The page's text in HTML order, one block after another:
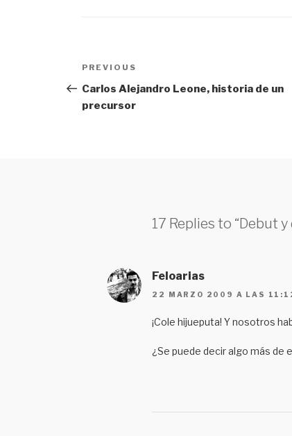
Navegación
de
entradas
Previous
Post
PREVIOUS
Carlos Alejandro Leone, historia de un
precursor
17 Replies to “Debut
Feloarias
22 MARZO 2009 A LAS
¡Cole hijueputa! Y nosotros
¿Se puede decir algo más de